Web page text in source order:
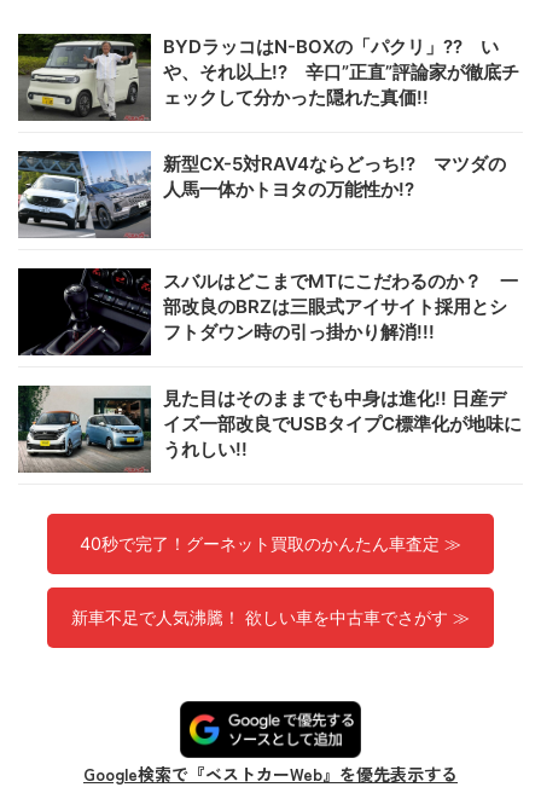
BYDラッコはN-BOXの「パクリ」?? い
や、それ以上!? 辛口”正直”評論家が徹底チ
ェックして分かった隠れた真価!!
新型CX-5対RAV4ならどっち!? マツダの
人馬一体かトヨタの万能性か!?
スバルはどこまでMTにこだわるのか？ 一
部改良のBRZは三眼式アイサイト採用とシ
フトダウン時の引っ掛かり解消!!!
見た目はそのままでも中身は進化!! 日産デ
イズ一部改良でUSBタイプC標準化が地味に
うれしい!!
40秒で完了！グーネット買取のかんたん車査定 ≫
新車不足で人気沸騰！ 欲しい車を中古車でさがす ≫
Google検索で『ベストカーWeb』を優先表示する